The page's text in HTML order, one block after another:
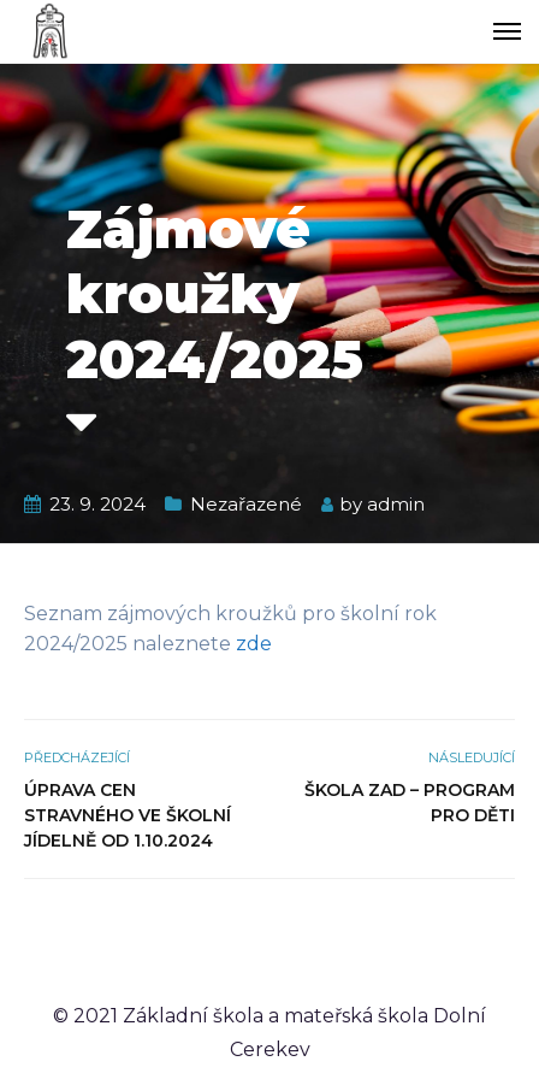
Zájmové
kroužky
2024/2025
23. 9. 2024 Nezařazené by admin
Seznam zájmových kroužků pro školní rok
2024/2025 naleznete zde
PŘEDCHÁZEJÍCÍ
ÚPRAVA CEN
STRAVNÉHO VE ŠKOLNÍ
JÍDELNĚ OD 1.10.2024
NÁSLEDUJÍCÍ
ŠKOLA ZAD – PROGRAM
PRO DĚTI
© 2021 Základní škola a mateřská škola Dolní
Cerekev